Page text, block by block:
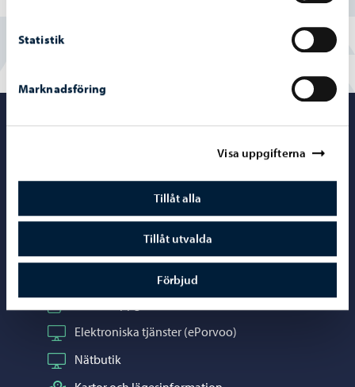
Statistik
Marknadsföring
Visa uppgifterna
Tillåt alla
Tillåt utvalda
Förbjud
Porvoo – Gå
Telefonrådgivning: 020 692 250
Kontaktuppgifter
Elektroniska tjänster (ePorvoo)
Nätbutik